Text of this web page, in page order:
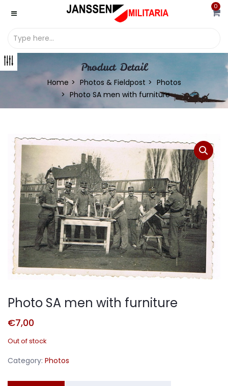
0
Product Detail
Home Photos & Fieldpost
Photos
Photo SA men with furniture
Photo SA men with furniture
€7,00
Out of stock
Category: Photos